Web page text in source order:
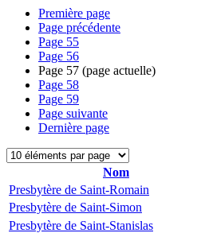
Première page
Page précédente
Page 55
Page 56
Page 57 (page actuelle)
Page 58
Page 59
Page suivante
Dernière page
Nom
Presbytère de Saint-Romain
Presbytère de Saint-Simon
Presbytère de Saint-Stanislas